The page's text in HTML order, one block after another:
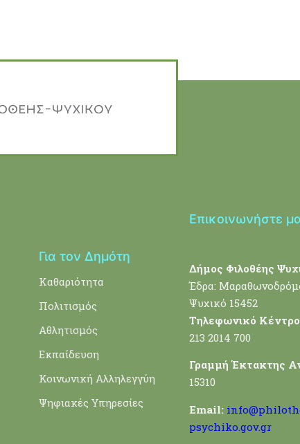
Για τον Δημότη
Καθαριότητα
Πολιτισμός
Αθλητισμός
Εκπαίδευση
Κοινωνική Αλληλεγγύη
Ψηφιακές Υπηρεσίες
Επικοινωνήστε
Δήμος Φιλοθέης
Έδρα:
Ψυχικό 15452
Τηλεφωνικό
213 2014 700
Γραμμή Έκτακτης
15310
Email:
psychiko.gov.gr